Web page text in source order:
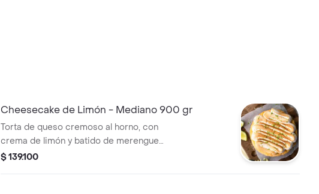
Cheesecake de Limón - Mediano 900 gr
Torta de queso cremoso al horno, con
crema de limón y batido de merengue
italiano flameado. porciones sugeridas:
$ 139.100